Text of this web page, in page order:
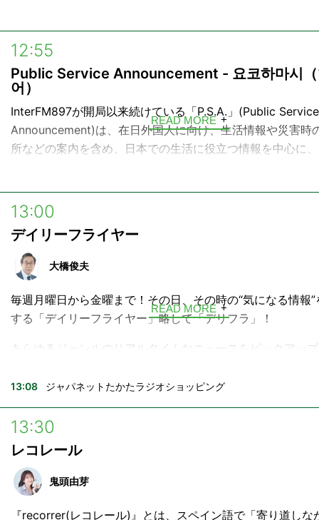
ラジオとともに時代を駆け抜けたプレミアム世代にとって
な”サード・プレイス”として、心躍る懐かしの音楽ととも
をくすぐる雑談を添えて、”様々な生き方”のヒントを共有
す。
番組ハッシュタグ ▼
#alexjfn
https://form.jfn.co.jp/alexandria/message
12:55
Public Service Announcement - 요코하마시
어）
InterFM897が開局以来続けている「P.S.A.」(Public Service
Announcement)は、在日外国人に向け、生活情報や災害時
所などの案内を含め、日本での生活に役立つ情報を中心に
国際都市「横浜」にふさわしい、多彩な言語での放送が好
READ MORE
13:00
デイリーフライヤー
大橋俊夫
毎週月曜日から金曜まで！その日、その時の“気になる情報
する「デイリーフライヤー」略して「デリフラ」！
あらゆるジャンルのリアルタイムなニュースをピックアッ
します。
READ MORE
13:08 ジャパネットたかたラジオショッピング
13:30
レコレール
鬼頭由芽
『recorrer(レコレール)』とは、スペイン語で「寄り道しな